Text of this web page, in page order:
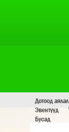
Дотоод
Эвентүүд
Бусад